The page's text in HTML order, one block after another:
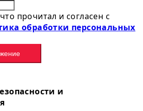
прочитал и согласен с
обработки персональных
и